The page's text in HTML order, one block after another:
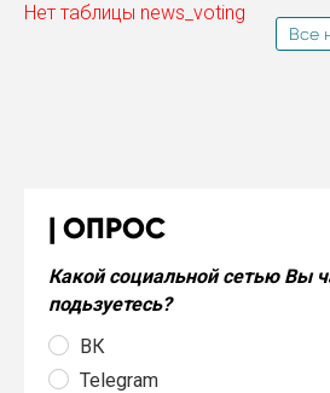
Нет таблицы news_voting
Все
ОПРОС
Какой социальной сетью Вы
подьзуетесь?
ВК
Telegram